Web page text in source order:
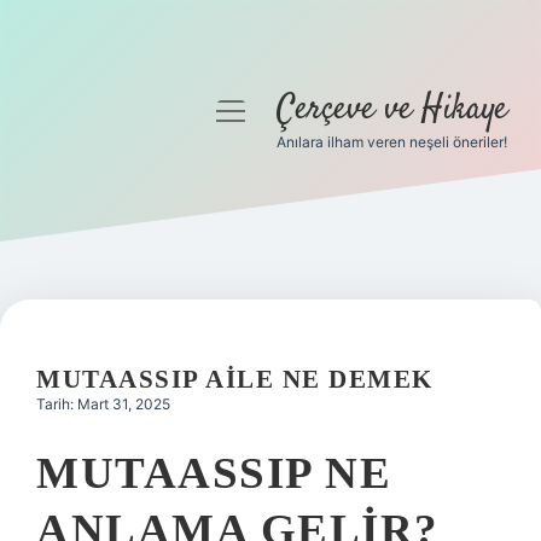
Gizlilik Politikası
Yasal Uyarı
menüyüÇerçeve ve Hikaye
Anılara ilham veren neşeli öneriler!
MUTAASSIP AILE NE DEMEK
Tarih: Mart 31, 2025
MUTAASSIP NE
ANLAMA GELIR?